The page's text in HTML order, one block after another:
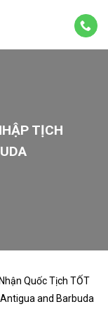
TỊCH
Quốc Tịch TỐT
and Barbuda